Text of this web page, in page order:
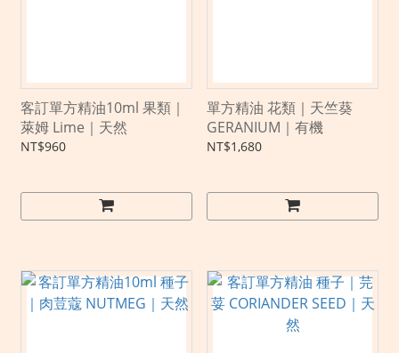
客訂單方精油10ml 果類｜
萊姆 Lime｜天然
NT$960
單方精油 花類｜天竺葵
GERANIUM｜有機
NT$1,680